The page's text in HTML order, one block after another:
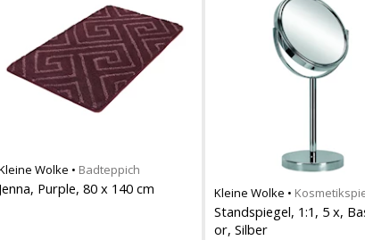
Wolke • Badteppich
Purple, 80 x 140 cm Kleine Wolke •
Standspiegel, 1:1, 5 x,
or, Silber